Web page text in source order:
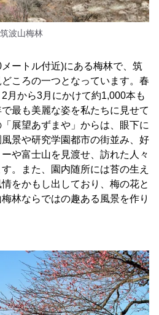
筑波山梅林
ートル付近)にある梅林で、筑
ころの一つとなっています。春
月から3月にかけて約1,000本も
最も美麗な姿を私たちに見せて
展望あずまや」からは、眼下に
景や研究学園都市の街並み、好
や富士山を見渡せ、訪れた人々
。また、園内随所には苔の生え
をかもし出しており、梅の花と
林ならではの趣ある風景を作り